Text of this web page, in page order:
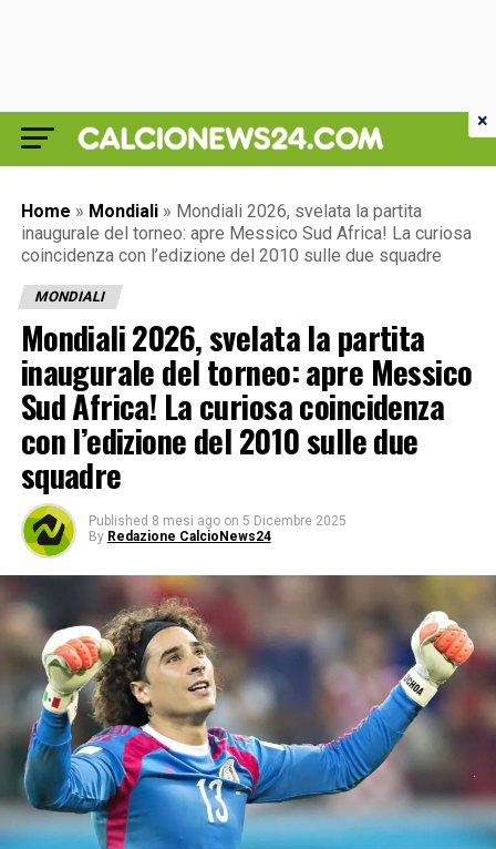
Home » Mondiali » Mondiali 2026, svelata la partita
inaugurale del torneo: apre Messico Sud Africa! La curiosa
coincidenza con l’edizione del 2010 sulle due squadre
MONDIALI
Mondiali 2026, svelata la partita
inaugurale del torneo: apre Messico
Sud Africa! La curiosa coincidenza
con l’edizione del 2010 sulle due
squadre
Published 8 mesi ago on 5 Dicembre 2025
By Redazione CalcioNews24
×